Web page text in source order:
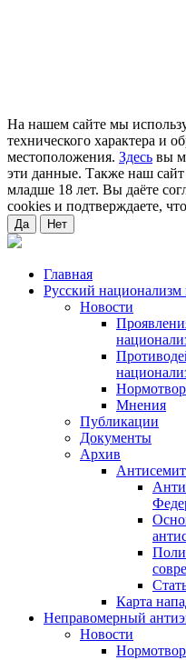
На нашем сайте мы
технического характера и
местоположения. Здесь вы
эти данные. Также наш
младше 18 лет. Вы даёте
cookies и подтверждаете,
Да Нет
Главная
Русский национализм
Новости
Мнения
Публикации
Документы
Архив
Карта
Неправомерный
Новости